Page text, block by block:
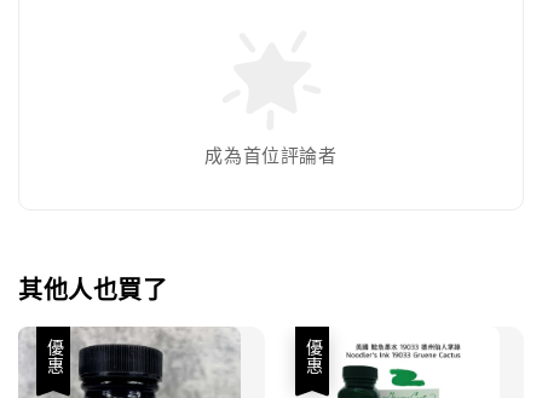
成為首位評論者
其他人也買了
優惠 優惠